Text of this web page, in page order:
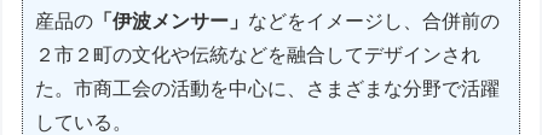
産品の 「伊波メンサー」 などをイメージし、合併前の
２市２町の文化や伝統などを融合してデザインされ
た。市商工会の活動を中心に、さまざまな分野で活躍
している。